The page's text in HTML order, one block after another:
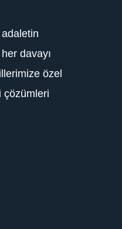
davayı
özel
çözümleri